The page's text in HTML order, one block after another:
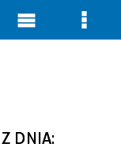
DNIA:
Menu Menu